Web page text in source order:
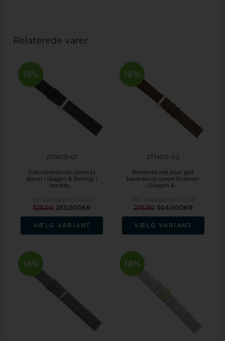
Relaterede varer
18%
271400-01
Sort kalveskinds urrem til
skruer (Skagen & Bering) i
bredde...
325,00 283,00DKR
VÆLG VARIANT
18%
271400-02
Romenta mat brun glat
kalveskinds urrem til skruer
(Skagen &...
275,00 304,00DKR
VÆLG VARIANT
18% 18%